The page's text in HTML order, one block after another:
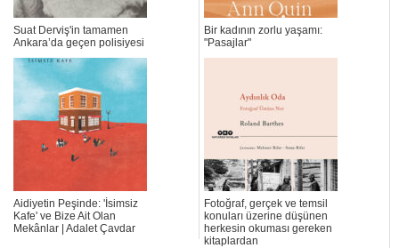
Suat Derviş'in tamamen
Ankara’da geçen polisiyesi
Bir kadının zorlu yaşamı:
"Pasajlar"
Aidiyetin Peşinde: 'İsimsiz
Kafe' ve Bize Ait Olan
Mekânlar | Adalet Çavdar
Fotoğraf, gerçek ve temsil
konuları üzerine düşünen
herkesin okuması gereken
kitaplardan